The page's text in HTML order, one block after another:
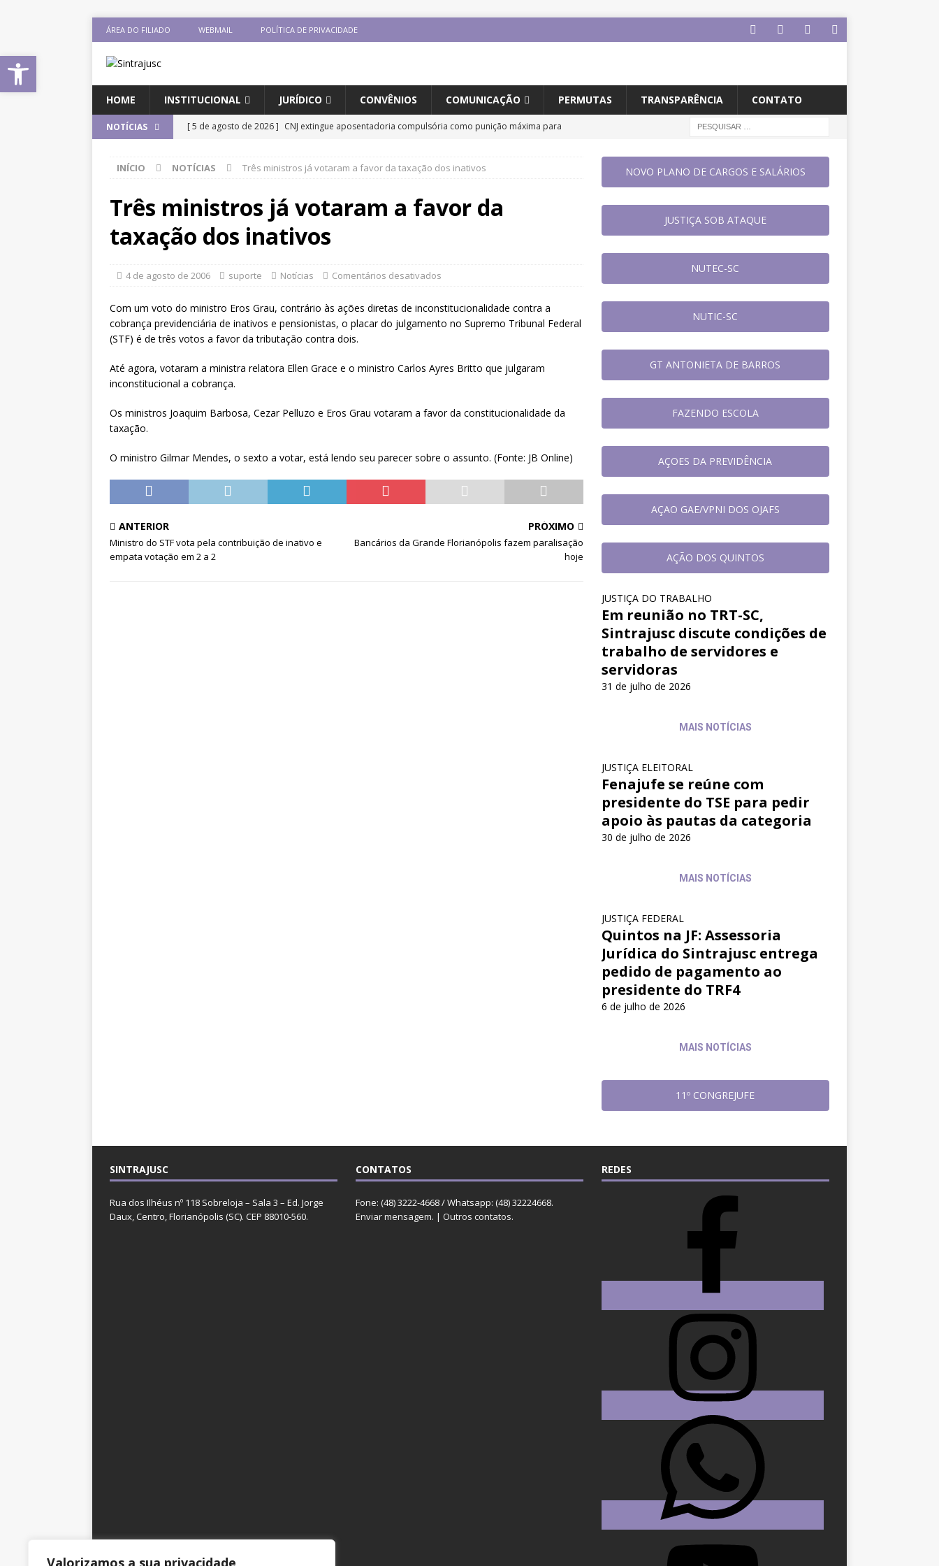
Valorizamos a sua privacidade
ÁREA DO FILIADO WEBMAIL POLÍTICA DE PRIVACIDADE
HOME INSTITUCIONAL JURÍDICO CONVÊNIOS COMUNICAÇÃO PERMUTAS TRANSPARÊNCIA CONTATO
NOTÍCIAS [ 5 de agosto de 2026 ] CNJ extingue aposentadoria compulsória como punição máxima para
[ 3 de agosto de 2026 ] Baixe o aplicativo do Sintrajusc e conheça as funcionalidades disponíveis
DESTAQUES
[ 3 de agosto de 2026 ]
Xenofobia”será dia 13 de agosto na UFSC
[ 5 de agosto de 2026 ]
Dia 13 tem paralisação de duas horas. Veja as orientações do Sintrajusc
DESTAQUES
INÍCIO NOTÍCIAS Três ministros já votaram a favor da taxação dos inativos
Três ministros já votaram a favor da
taxação dos inativos
4 de agosto de 2006 suporte Notícias Comentários desativados
Com um voto do ministro Eros Grau, contrário às ações diretas de inconstitucionalidade contra a
cobrança previdenciária de inativos e pensionistas, o placar do julgamento no Supremo Tribunal Federal
(STF) é de três votos a favor da tributação contra dois.
Até agora, votaram a ministra relatora Ellen Grace e o ministro Carlos Ayres Britto que julgaram
inconstitucional a cobrança.
Os ministros Joaquim Barbosa, Cezar Pelluzo e Eros Grau votaram a favor da constitucionalidade da
taxação.
O ministro Gilmar Mendes, o sexto a votar, está lendo seu parecer sobre o assunto. (Fonte: JB Online)
ANTERIOR
Ministro do STF vota pela contribuição de inativo e
empata votação em 2 a 2
PRÓXIMO
Bancários da Grande Florianópolis fazem paralisação
hoje
NOVO PLANO DE CARGOS E SALÁRIOS
JUSTIÇA SOB ATAQUE
NUTEC-SC
NUTIC-SC
GT ANTONIETA DE BARROS
FAZENDO ESCOLA
AÇOES DA PREVIDÊNCIA
AÇAO GAE/VPNI DOS OJAFS
AÇÃO DOS QUINTOS
JUSTIÇA DO TRABALHO
Em reunião no TRT-SC,
Sintrajusc discute condições de
trabalho de servidores e
servidoras
31 de julho de 2026
MAIS NOTÍCIAS
JUSTIÇA ELEITORAL
Fenajufe se reúne com
presidente do TSE para pedir
apoio às pautas da categoria
30 de julho de 2026
MAIS NOTÍCIAS
JUSTIÇA FEDERAL
Quintos na JF: Assessoria
Jurídica do Sintrajusc entrega
pedido de pagamento ao
presidente do TRF4
6 de julho de 2026
MAIS NOTÍCIAS
11º CONGREJUFE
SINTRAJUSC
Rua dos Ilhéus nº 118 Sobreloja – Sala 3 – Ed. Jorge
Daux, Centro, Florianópolis (SC). CEP 88010-560.
CONTATOS
Fone: (48) 3222-4668 / Whatsapp: (48) 32224668.
Enviar mensagem. | Outros contatos.
REDES
Abrir a barra de ferramentas